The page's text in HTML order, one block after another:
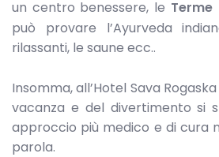
un centro benessere, le Terme
può provare l’Ayurveda
rilassanti, le saune ecc..
Insomma, all’Hotel Sava
vacanza e del divertimento si
approccio più medico e di cura
parola.